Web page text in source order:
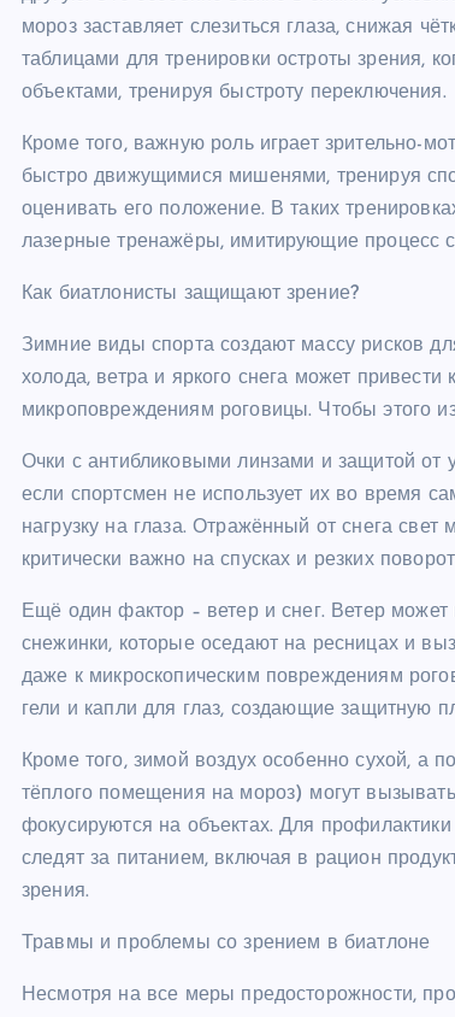
мороз заставляет слезиться глаза, снижая
таблицами для тренировки остроты зрения,
объектами, тренируя быстроту переключения.
Кроме того, важную роль играет зрительно-
быстро движущимися мишенями, тренируя
оценивать его положение. В таких
лазерные тренажёры, имитирующие процесс
Как биатлонисты защищают зрение?
Зимние виды спорта создают массу рисков
холода, ветра и яркого снега может
микроповреждениям роговицы. Чтобы этого
Очки с антибликовыми линзами и защитой от
если спортсмен не использует их во время
нагрузку на глаза. Отражённый от снега
критически важно на спусках и резких
Ещё один фактор – ветер и снег. Ветер может
снежинки, которые оседают на ресницах и
даже к микроскопическим повреждениям
гели и капли для глаз, создающие защитную
Кроме того, зимой воздух особенно сухой, а
тёплого помещения на мороз) могут
фокусируются на объектах. Для
следят за питанием, включая в рацион
зрения.
Травмы и проблемы со зрением в биатлоне
Несмотря на все меры предосторожности,